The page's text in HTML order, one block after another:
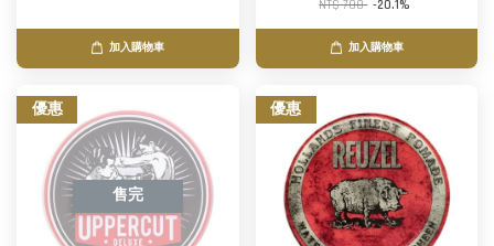
加入購物車
NT$ 700 -20.1%
加入購物車
優惠
售完
優惠